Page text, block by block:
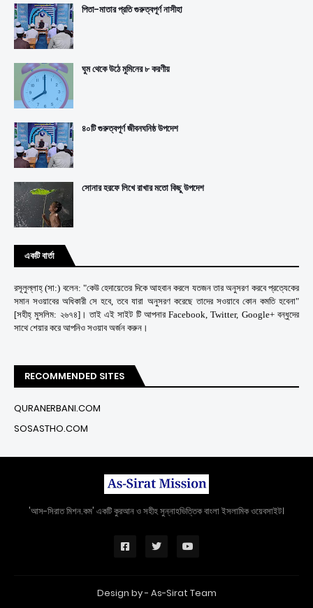
পিতা-মাতার প্রতি গুরুত্বপূর্ণ নাসীহা
ঘুম থেকে উঠে মুমিনের ৮ করণীয়
৪০টি গুরুত্বপূর্ণ জীবনঘনিষ্ঠ উপদেশ
সোনার হরফে লিখে রাখার মতো কিছু উপদেশ
একটি বার্তা
রসূলুল্লাহ্ (সা:) বলেন: "কেউ হেদায়েতের দিকে আহবান করলে যতজন তার অনুসরণ করবে প্রত্যেকের
সমান সওয়াবের অধিকারী সে হবে, তবে যারা অনুসরণ করেছে তাদের সওয়াবে কোন কমতি হবেনা"
[সহীহ্ মুসলিম: ২৬৭৪]। তাই এই সাইট টি আপনার Facebook, Twitter, Google+ বন্ধুদের
সাথে শেয়ার করে আপনিও সওয়াব অর্জন করুন।
RECOMMENDED SITES
QURANERBANI.COM
SOSASTHO.COM
'আস-সিরাত মিশন.কম' একটি কুরআন ও সহীহ সুন্নাহভিত্তিক বাংলা ইসলামিক ওয়েবসাইট।
Design by - As-Sirat Team